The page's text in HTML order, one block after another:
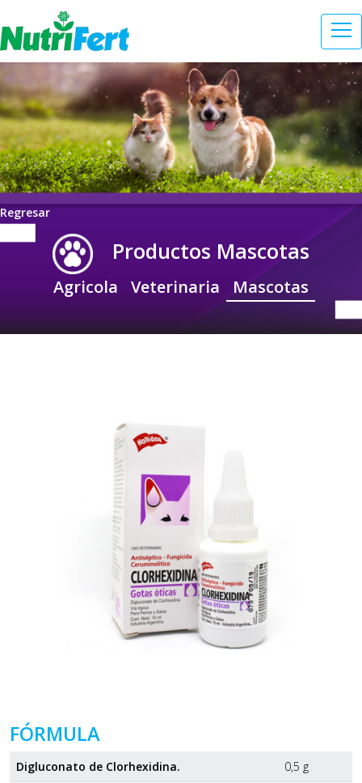
Regresar
Productos Mascotas
Agricola Veterinaria Mascotas
FÓRMULA
Digluconato de Clorhexidina.
0,5 g